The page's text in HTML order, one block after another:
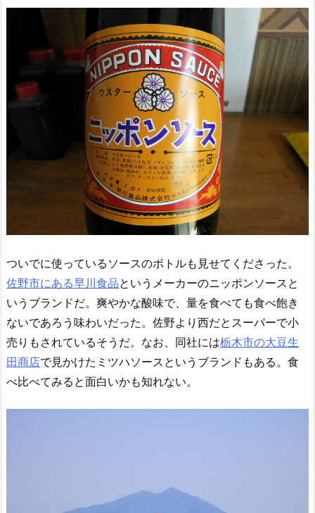
ついでに使っているソースのボトルも見せてくださった。
佐野市にある早川食品というメーカーのニッポンソースと
いうブランドだ。爽やかな酸味で、量を食べても食べ飽き
ないであろう味わいだった。佐野より西だとスーパーで小
売りもされているそうだ。なお、同社には栃木市の大豆生
田商店で見かけたミツハソースというブランドもある。食
べ比べてみると面白いかも知れない。